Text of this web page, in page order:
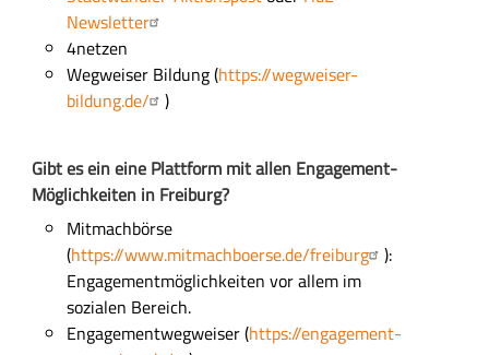
Newsletter
4netzen
Wegweiser Bildung (https://wegweiser-
bildung.de/
)
Gibt es ein eine Plattform mit allen Engagement-
Möglichkeiten in Freiburg?
Mitmachbörse
(https://www.mitmachboerse.de/freiburg ):
Engagementmöglichkeiten vor allem im
sozialen Bereich.
Engagementwegweiser (https://engagement-